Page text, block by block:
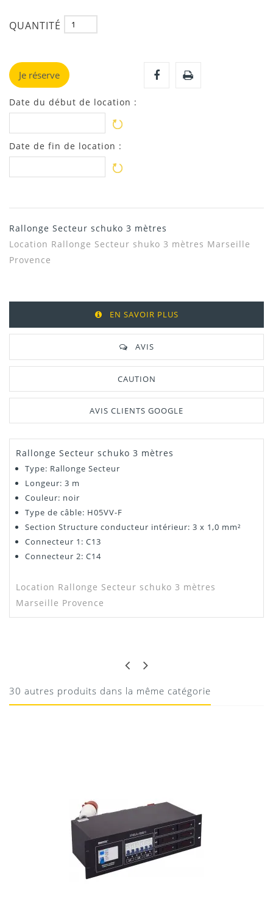
QUANTITÉ
Je réserve
Date du début de location :
Date de fin de location :
Rallonge Secteur schuko 3 mètres
Location Rallonge Secteur shuko 3 mètres Marseille
Provence
EN SAVOIR PLUS
AVIS
CAUTION
AVIS CLIENTS GOOGLE
Rallonge Secteur schuko 3 mètres
Type: Rallonge Secteur
Longeur: 3 m
Couleur: noir
Type de câble: H05VV-F
Section Structure conducteur intérieur: 3 x 1,0 mm²
Connecteur 1: C13
Connecteur 2: C14
Location Rallonge Secteur schuko 3 mètres
Marseille Provence
10/08/2020
30 autres produits dans la même catégorie